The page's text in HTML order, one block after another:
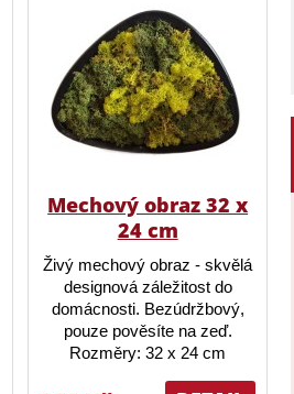
Mechový obraz 32 x
24 cm
Živý mechový obraz - skvělá
designová záležitost do
domácnosti. Bezúdržbový,
pouze pověsíte na zeď.
Rozměry: 32 x 24 cm